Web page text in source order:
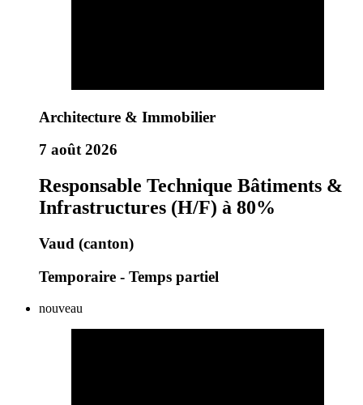
Architecture & Immobilier
7 août 2026
Responsable Technique Bâtiments &
Infrastructures (H/F) à 80%
Vaud (canton)
Temporaire - Temps partiel
nouveau